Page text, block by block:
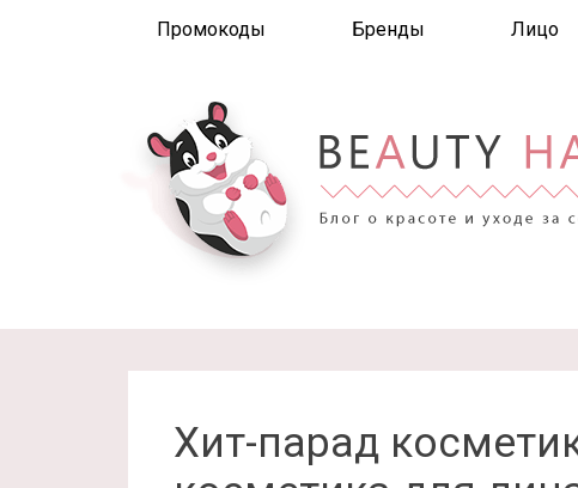
Промокоды Бренды Лицо
Хит-парад